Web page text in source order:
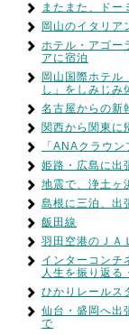
またまた、ドー
岡山のイタリア
ホテル・アゴー
アに宿泊
岡山国際ホテル
し」をしみじみ
名古屋からの新
関西から関東に
「ANAクラウ
姫路・広島に出
地震で、浄土ヶ
島根に三泊、出
飯田線
羽田空港のＪＡ
インターコンチ
人生を振り返る
ひかりレールス
仙台・盛岡へ出
で